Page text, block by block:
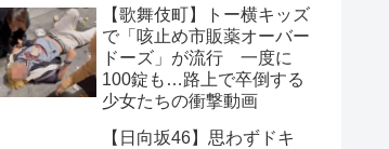
【歌舞伎町】トー横キッズ
で「咳止め市販薬オーバー
ドーズ」が流行 一度に
100錠も…路上で卒倒する
少女たちの衝撃動画
【日向坂46】思わずドキ